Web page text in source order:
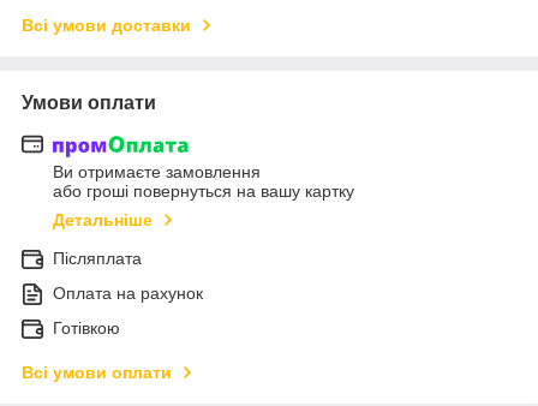
Всі умови доставки
Умови оплати
Ви отримаєте замовлення
або гроші повернуться на вашу картку
Детальніше
Післяплата
Оплата на рахунок
Готівкою
Всі умови оплати